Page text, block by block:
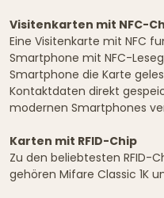
Visitenkarten mit NFC-
Eine Visitenkarte mit NFC
Smartphone mit NFC-
Smartphone die Karte
Kontaktdaten direkt
modernen Smartphones
Karten mit RFID-Chip
Zu den beliebtesten RFID-
gehören Mifare Classic 1K